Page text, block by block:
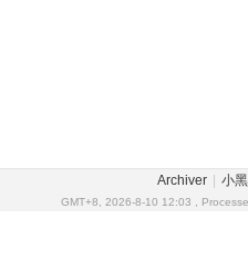
Archiver 小
GMT+8, 2026-8-10 12:03 ,